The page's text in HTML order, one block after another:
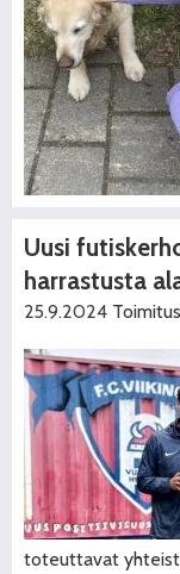
Uusi
harrastusta
25.9.2024 Toimitus
toteuttavat